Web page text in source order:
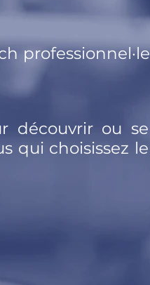
professionnel·le
découvrir ou se
qui choisissez le